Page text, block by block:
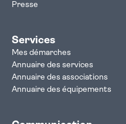
Presse
Services
Mes démarches
Annuaire des services
Annuaire des associations
Annuaire des équipements